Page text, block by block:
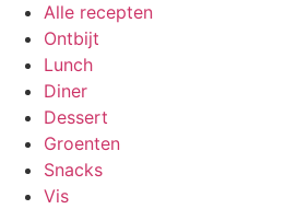
Alle recepten
Ontbijt
Lunch
Diner
Dessert
Groenten
Snacks
Vis